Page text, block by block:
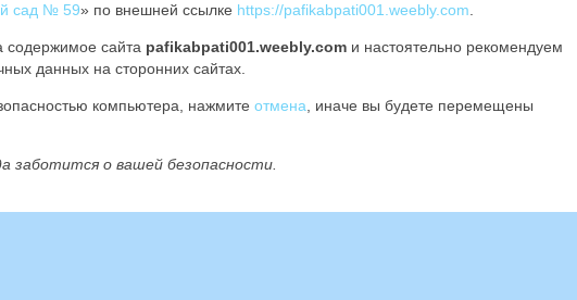
сад № 59» по внешней ссылке https://pafikabpati001.weebly.com
содержимое сайта pafikabpati001.weebly.com и настоятельно рекомендуем
данных на сторонних сайтах.
компьютера, нажмите отмена , иначе вы будете перемещены
заботится о вашей безопасности.